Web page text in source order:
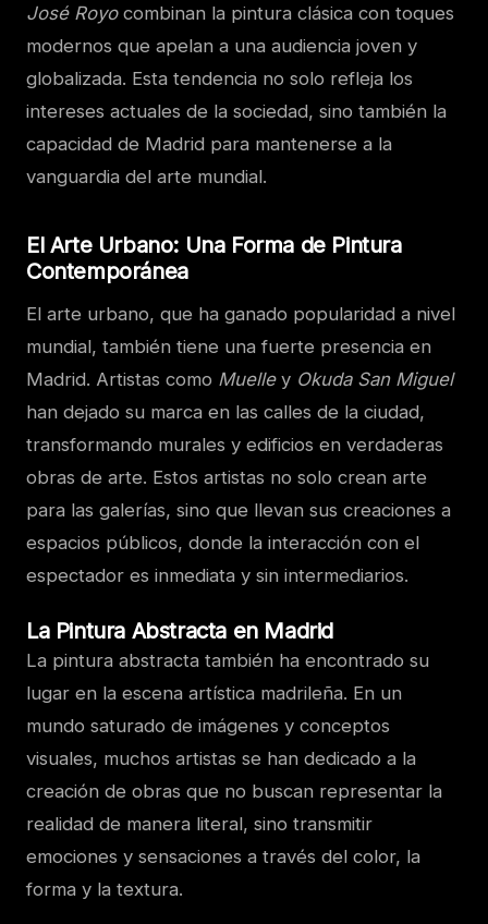
José Royocombinan la pintura clásica con toques
modernos que apelan a una audiencia joven y
globalizada. Esta tendencia no solo refleja los
intereses actuales de la sociedad, sino también la
capacidad de Madrid para mantenerse a la
vanguardia del arte mundial.
El Arte Urbano: Una Forma de Pintura
Contemporánea
El arte urbano, que ha ganado popularidad a nivel
mundial, también tiene una fuerte presencia en
Madrid. Artistas como Muelley Okuda San Miguel
han dejado su marca en las calles de la ciudad,
transformando murales y edificios en verdaderas
obras de arte. Estos artistas no solo crean arte
para las galerías, sino que llevan sus creaciones a
espacios públicos, donde la interacción con el
espectador es inmediata y sin intermediarios.
La Pintura Abstracta en Madrid
La pintura abstracta también ha encontrado su
lugar en la escena artística madrileña. En un
mundo saturado de imágenes y conceptos
visuales, muchos artistas se han dedicado a la
creación de obras que no buscan representar la
realidad de manera literal, sino transmitir
emociones y sensaciones a través del color, la
forma y la textura.